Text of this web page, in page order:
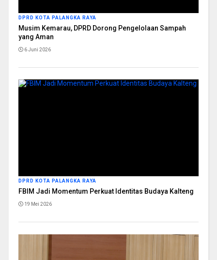
DPRD KOTA PALANGKA RAYA
Musim Kemarau, DPRD Dorong Pengelolaan Sampah
yang Aman
6 Juni 2026
DPRD KOTA PALANGKA RAYA
FBIM Jadi Momentum Perkuat Identitas Budaya Kalteng
19 Mei 2026